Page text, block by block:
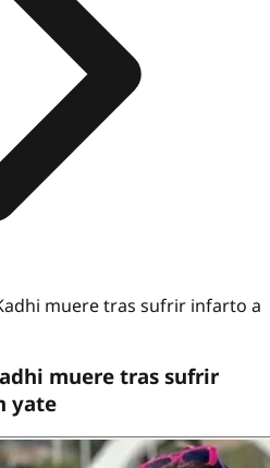
muere tras sufrir infarto a
muere tras sufrir
yate